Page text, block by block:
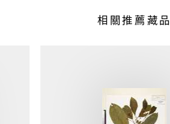
相關推薦藏品